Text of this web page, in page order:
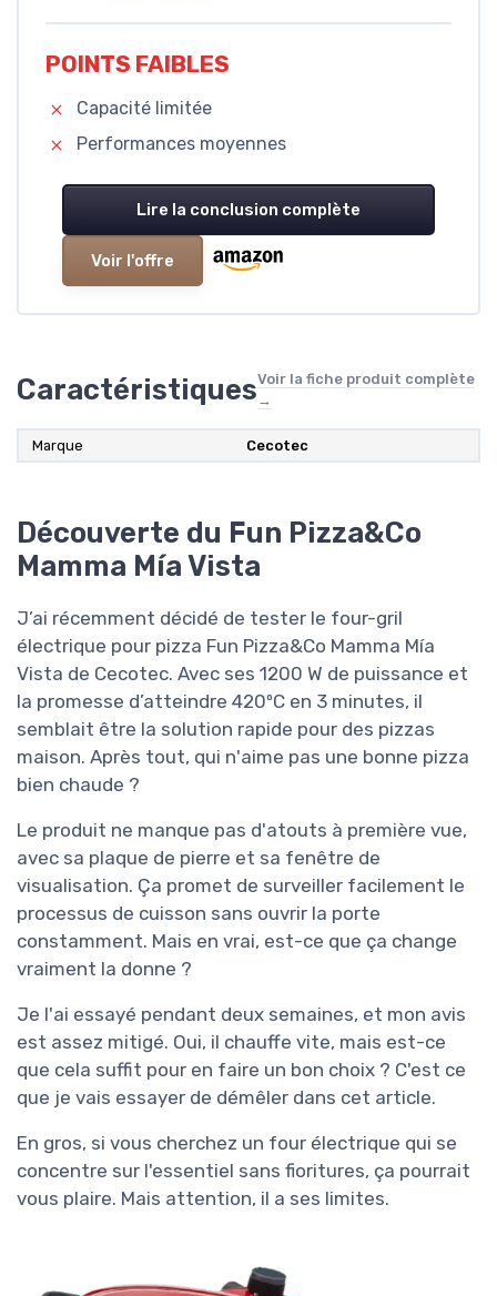
POINTS FAIBLES
Capacité limitée
Performances moyennes
Lire la conclusion complète
Voir l'offre
CaractéristiquesVoir la fiche produit complète
→
Marque ‎Cecotec
Découverte du Fun Pizza&Co
Mamma Mía Vista
J’ai récemment décidé de tester le four-gril
électrique pour pizza Fun Pizza&Co Mamma Mía
Vista de Cecotec. Avec ses 1200 W de puissance et
la promesse d’atteindre 420ºC en 3 minutes, il
semblait être la solution rapide pour des pizzas
maison. Après tout, qui n'aime pas une bonne pizza
bien chaude ?
Le produit ne manque pas d'atouts à première vue,
avec sa plaque de pierre et sa fenêtre de
visualisation. Ça promet de surveiller facilement le
processus de cuisson sans ouvrir la porte
constamment. Mais en vrai, est-ce que ça change
vraiment la donne ?
Je l'ai essayé pendant deux semaines, et mon avis
est assez mitigé. Oui, il chauffe vite, mais est-ce
que cela suffit pour en faire un bon choix ? C'est ce
que je vais essayer de démêler dans cet article.
En gros, si vous cherchez un four électrique qui se
concentre sur l'essentiel sans fioritures, ça pourrait
vous plaire. Mais attention, il a ses limites.